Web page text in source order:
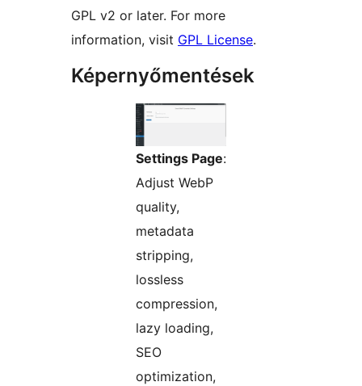
GPL v2 or later. For more
information, visit GPL License.
Képernyőmentések
Settings Page:
Adjust WebP
quality,
metadata
stripping,
lossless
compression,
lazy loading,
SEO
optimization,